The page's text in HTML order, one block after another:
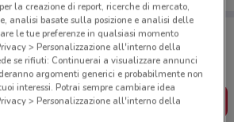
sempre con te!
le migliori offerte dei negozi vicino a te,
creare la tua lista del risparmio, comodamente
SCARICA L’APP
la creazione di report, ricerche di mercato,
analisi basate sulla posizione e analisi delle
le tue preferenze in qualsiasi momento
> Personalizzazione all'interno della
se rifiuti: Continuerai a visualizzare annunci
argomenti generici e probabilmente non
interessi. Potrai sempre cambiare idea
> Personalizzazione all'interno della